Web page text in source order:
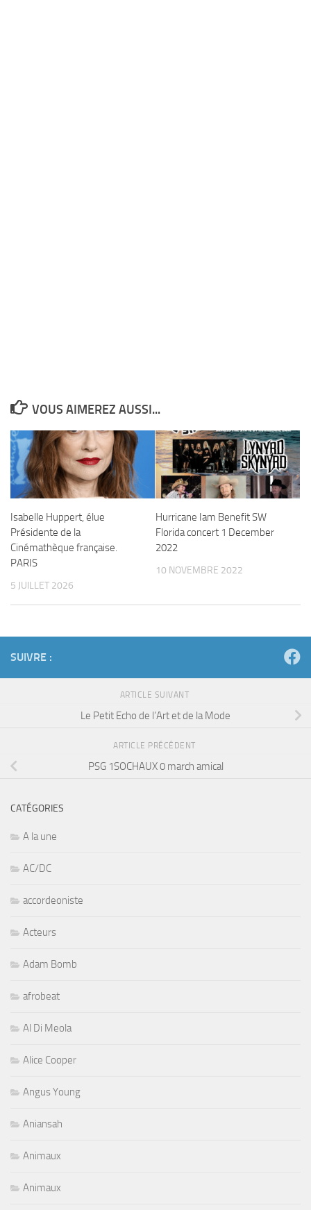
VOUS AIMEREZ AUSSI...
Isabelle Huppert, élue
Présidente de la
Cinémathèque française.
PARIS
5 JUILLET 2026
Hurricane Iam Benefit SW
Florida concert 1 December
2022
10 NOVEMBRE 2022
SUIVRE :
ARTICLE SUIVANT
Le Petit Echo de l’Art et de la Mode
ARTICLE PRÉCÉDENT
PSG 1SOCHAUX 0 march amical
CATÉGORIES
A la une
AC/DC
accordeoniste
Acteurs
Adam Bomb
afrobeat
Al Di Meola
Alice Cooper
Angus Young
Aniansah
Animaux
Animaux